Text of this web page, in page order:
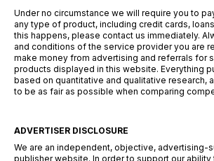
Under no circumstance we will require you to
any type of product, including credit cards,
this happens, please contact us immediately.
and conditions of the service provider you are
make money from advertising and referrals for
products displayed in this website. Everything
based on quantitative and qualitative research,
to be as fair as possible when comparing
ADVERTISER DISCLOSURE
We are an independent, objective, advertising-
publisher website. In order to support our